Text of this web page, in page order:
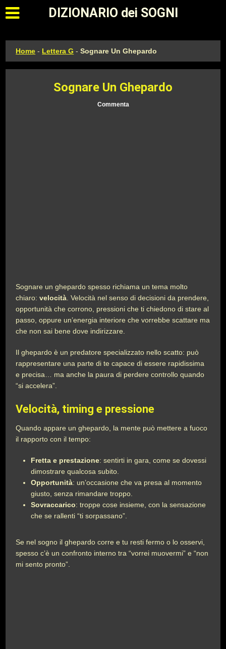
Apri il menu principale
DIZIONARIO dei SOGNI
Home - Lettera G -Sognare Un Ghepardo
Sognare Un Ghepardo
Commenta
Sognare un ghepardo spesso richiama un tema molto
chiaro:velocità . Velocità nel senso di decisioni da prendere,
opportunità che corrono, pressioni che ti chiedono di stare al
passo, oppure un’energia interiore che vorrebbe scattare ma
che non sai bene dove indirizzare.
Il ghepardo è un predatore specializzato nello scatto: può
rappresentare una parte di te capace di essere rapidissima
e precisa… ma anche la paura di perdere controllo quando
“si accelera”.
Velocità, timing e pressione
Quando appare un ghepardo, la mente può mettere a fuoco
il rapporto con il tempo:
Fretta e prestazione: sentirti in gara, come se dovessi
dimostrare qualcosa subito.
Opportunità: un’occasione che va presa al momento
giusto, senza rimandare troppo.
Sovraccarico: troppe cose insieme, con la sensazione
che se rallenti “ti sorpassano”.
Se nel sogno il ghepardo corre e tu resti fermo o lo osservi,
spesso c’è un confronto interno tra “vorrei muovermi” e “non
mi sento pronto”.